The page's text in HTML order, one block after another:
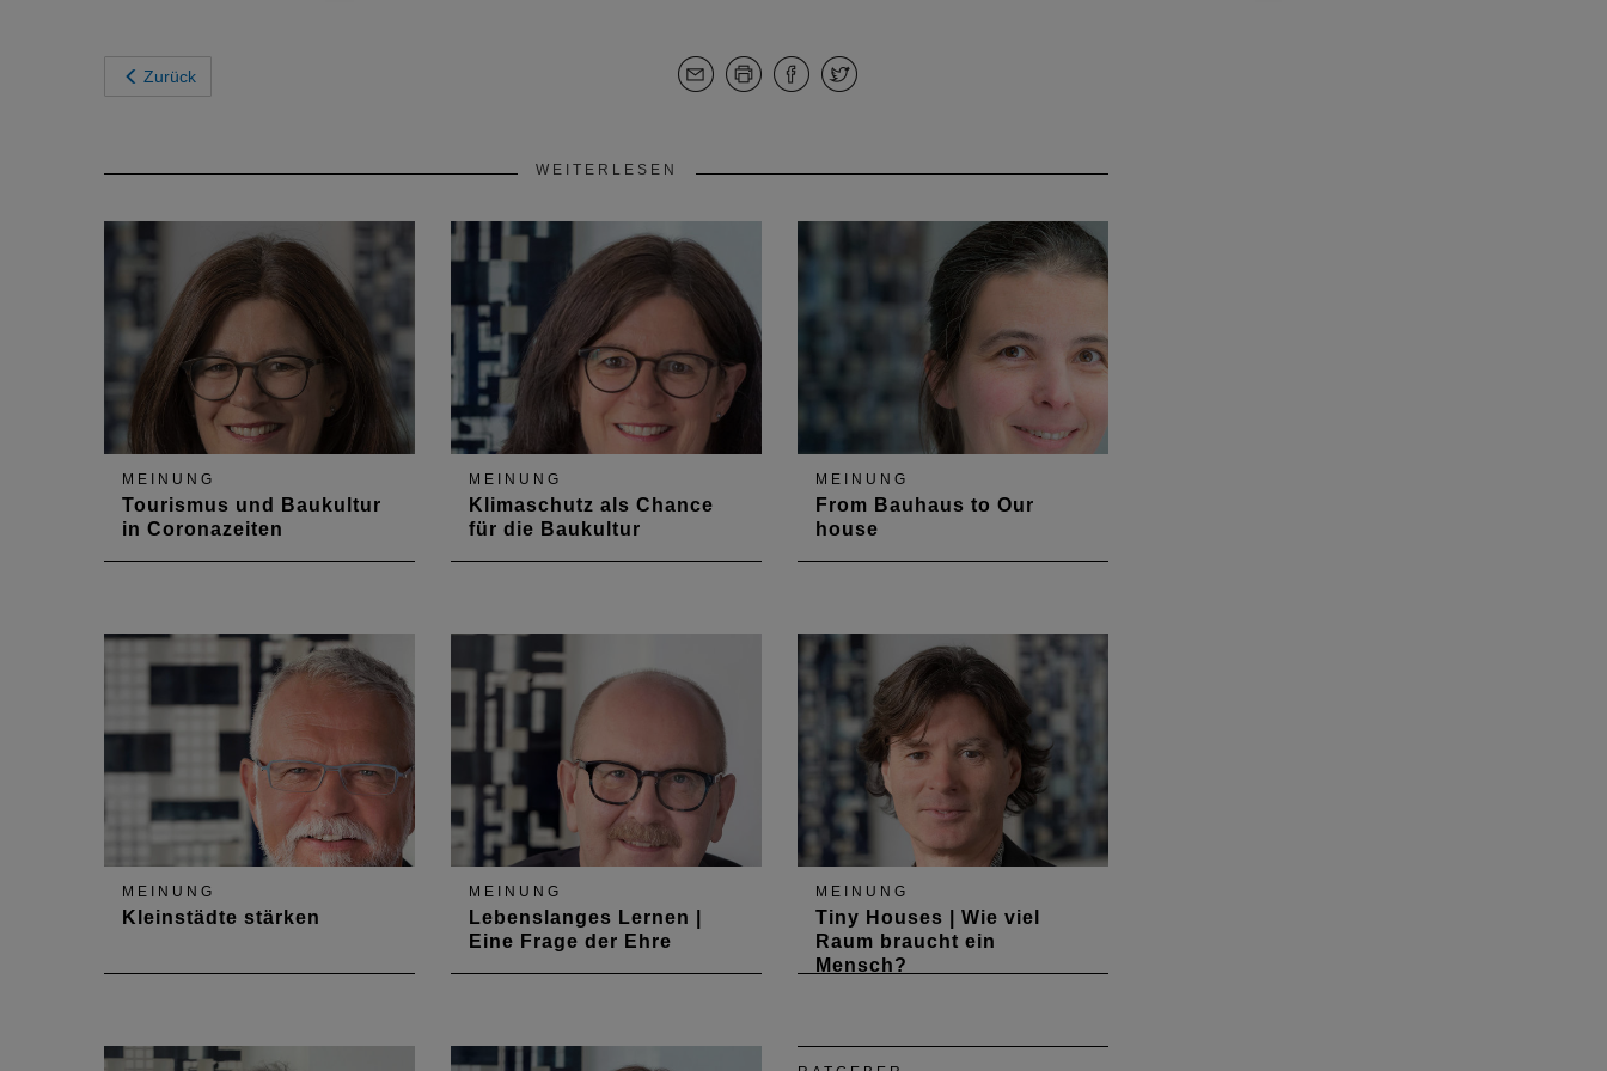
Zurück
WEITERLESEN
MEINUNG
Tourismus und Baukultur
in Coronazeiten
MEINUNG
Klimaschutz als Chance
für die Baukultur
aktuellen Herausforderungen
der Zeit. Dazu gehört
zweifelsohne der Klimaschutz.
MEINUNG
From Bauhaus to Our
house
to Our house“ durchaus
polemisch ist, so stellt er doch in
seinem prägnanten Titel – von
Harry Rowolth in „mit dem
Bauhaus leben“ eher unscharf
übersetzt – die wichtige Frage…
MEINUNG
Kleinstädte stärken
bis 20.000 Einwohnern). Von
MEINUNG
Lebenslanges Lernen |
Eine Frage der Ehre
andere ist einfach nur
MEINUNG
Tiny Houses | Wie viel
Raum braucht ein
Mensch?
erstrebenswertes Ziel und